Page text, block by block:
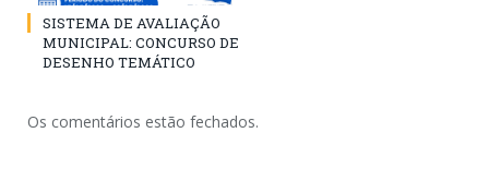
SISTEMA DE AVALIAÇÃO
MUNICIPAL: CONCURSO DE
DESENHO TEMÁTICO
Os comentários estão fechados.